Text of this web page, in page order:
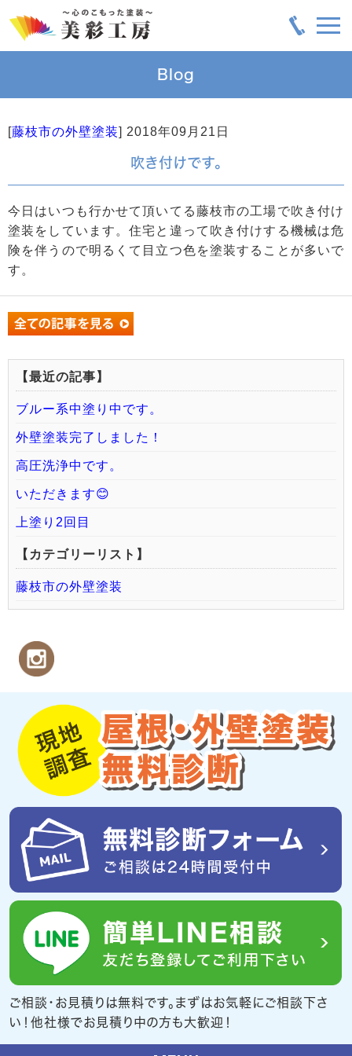
Blog
[藤枝市の外壁塗装] 2018年09月21日
吹き付けです。
今日はいつも行かせて頂いてる藤枝市の工場で吹き付け
塗装をしています。住宅と違って吹き付けする機械は危
険を伴うので明るくて目立つ色を塗装することが多いで
す。
【最近の記事】
ブルー系中塗り中です。
外壁塗装完了しました！
高圧洗浄中です。
いただきます😊
上塗り2回目
【カテゴリーリスト】
藤枝市の外壁塗装
ご相談・お見積りは無料です。まずはお気軽にご相談下さ
い！他社様でお見積り中の方も大歓迎！